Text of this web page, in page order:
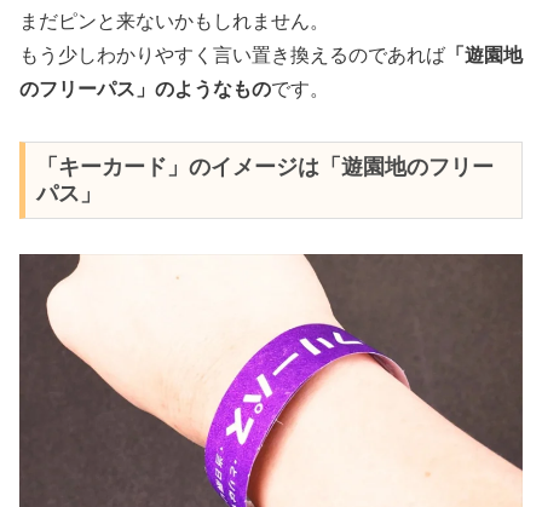
まだピンと来ないかもしれません。
もう少しわかりやすく言い置き換えるのであれば 「遊園地
のフリーパス」のようなものです。
「キーカード」のイメージは「遊園地のフリー
パス」